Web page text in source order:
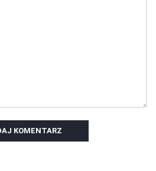
KOMENTARZ